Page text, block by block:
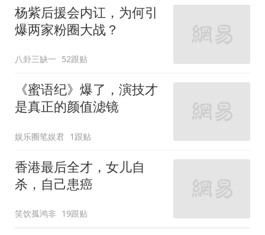
杨紫后援会内讧，为何引
爆两家粉圈大战？
八卦三缺一 52跟贴
《蜜语纪》爆了，演技才
是真正的颜值滤镜
娱乐圈笔娱君 1跟贴
香港最后全才，女儿自
杀，自己患癌
笑饮孤鸿非 19跟贴